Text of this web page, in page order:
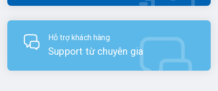
Hỗ trợ khách hàng
Support từ chuyên gia